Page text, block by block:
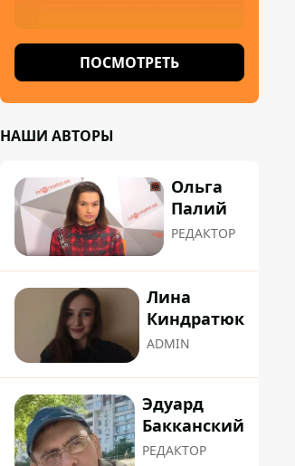
ПОСМОТРЕТЬ
НАШИ АВТОРЫ
Ольга
Палий
РЕДАКТОР
Лина
Киндратюк
ADMIN
Эдуард
Бакканский
РЕДАКТОР